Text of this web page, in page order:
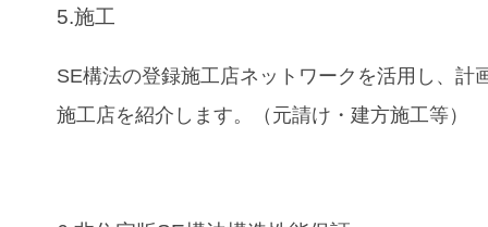
5.施工
SE構法の登録施工店ネットワークを活用し、計
施工店を紹介します。（元請け・建方施工等）